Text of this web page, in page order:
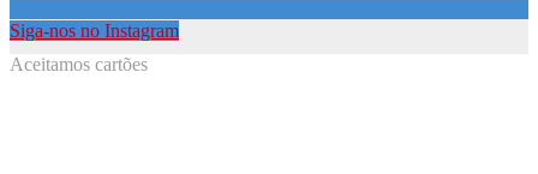
Siga-nos no Instagram
Aceitamos cartões